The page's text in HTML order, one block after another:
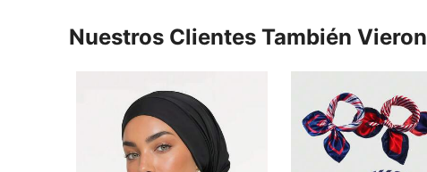
Nuestros Clientes También Vieron